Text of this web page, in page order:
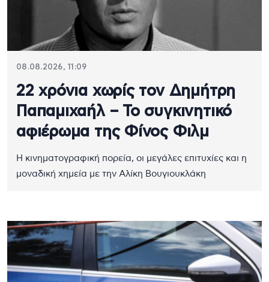
08.08.2026, 11:09
22 χρόνια χωρίς τον Δημήτρη
Παπαμιχαήλ – Το συγκινητικό
αφιέρωμα της Φίνος Φιλμ
Η κινηματογραφική πορεία, οι μεγάλες επιτυχίες και η
μοναδική χημεία με την Αλίκη Βουγιουκλάκη